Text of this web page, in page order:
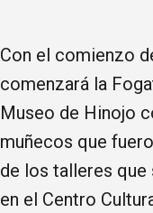
Con el comienzo
comenzará la
Museo de Hinojo
muñecos que
de los talleres que
en el Centro